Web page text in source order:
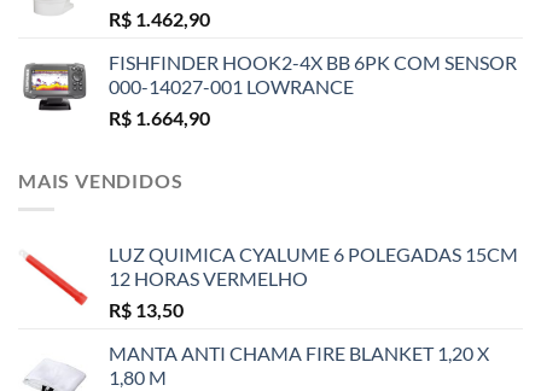
R$ 1.462,90
FISHFINDER HOOK2-4X BB 6PK COM SENSOR
000-14027-001 LOWRANCE
R$ 1.664,90
MAIS VENDIDOS
LUZ QUIMICA CYALUME 6 POLEGADAS 15CM
12 HORAS VERMELHO
R$ 13,50
MANTA ANTI CHAMA FIRE BLANKET 1,20 X
1,80 M